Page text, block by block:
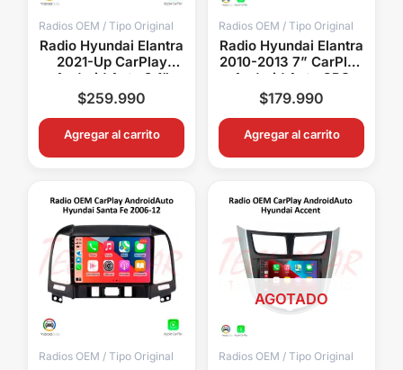
Radios OEM / Tipo Original
Radio Hyundai Elantra
2021-Up CarPlay
Android Auto 9.1”
Pantalla OEM Android
15 Bluetooth GPS
$259.990
Agregar al carrito
Radios OEM / Tipo Original
Radio Hyundai Elantra
2010-2013 7” CarPlay
Android Auto GPS
Bluetooth Android 15
OEM
$179.990
Agregar al carrito
Radios OEM / Tipo Original
AGOTADO
Radios OEM / Tipo Original